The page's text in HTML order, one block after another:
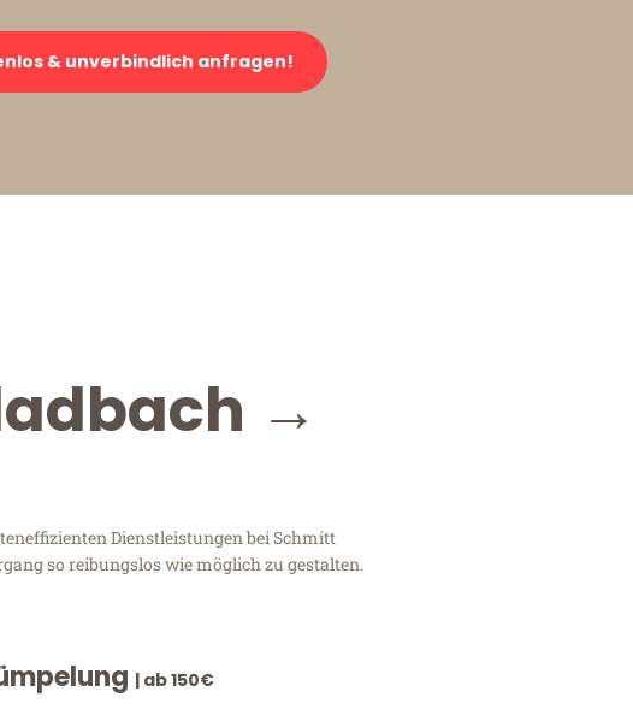
& unverbindlich anfragen!
→
Dienstleistungen bei Schmitt
so reibungslos wie möglich zu gestalten.
| ab 150€